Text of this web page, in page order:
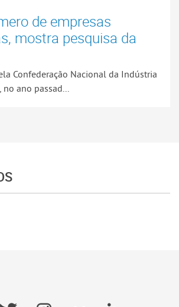
de empresas
mostra pesquisa da
Confederação Nacional da Indústria
no ano passad...